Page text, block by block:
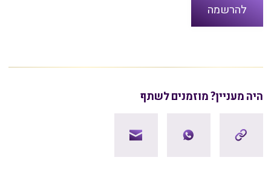
היה מעניין? מוזמנים לשתף